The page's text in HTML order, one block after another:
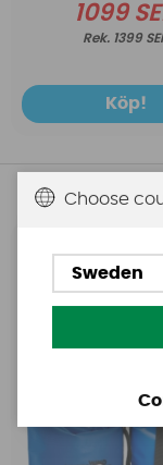
1099
1399
Köp!
Ascan
Ascan Sup Dry-
Liter BLÅ
Choose
Sweden